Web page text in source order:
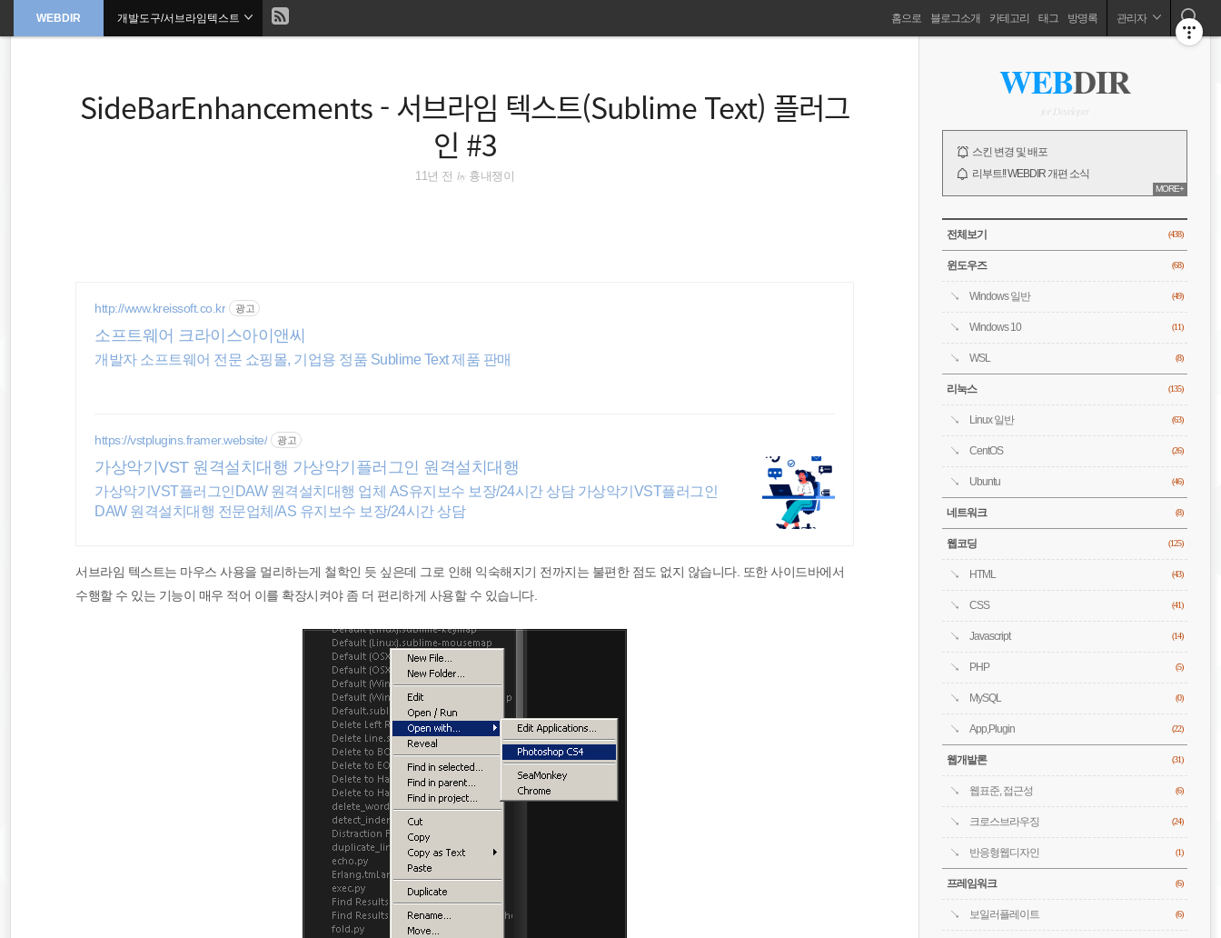
문
WEBDIR 현
개발도구/서브라임텍스트 홈으로 블로그소개 카테고리 태그 방명록 관리자
Side​Bar​Enhancements - 서브라임 텍스트(Sublime Text) 플러그
인 #3
11년 전 by흉내쟁이
http://www.kreissoft.co.kr 광고
소프트웨어 크라이스아이앤씨
개발자 소프트웨어 전문 쇼핑몰, 기업용 정품 Sublime Text 제품 판매
https://vstplugins.framer.website/ 광고
가상악기VST 원격설치대행 가상악기플러그인 원격설치대행
가상악기VST플러그인DAW 원격설치대행 업체 AS유지보수 보장/24시간 상담 가상악기VST플러그인
DAW 원격설치대행 전문업체/AS 유지보수 보장/24시간 상담
서브라임 텍스트는 마우스 사용을 멀리하는게 철학인 듯 싶은데 그로 인해 익숙해지기 전까지는 불편한 점도 없지 않습니다. 또한 사이드바에서
수행할 수 있는 기능이 매우 적어 이를 확장시켜야 좀 더 편리하게 사용할 수 있습니다.
WEBDIR
for Developer
NOTICE스킨 변경 및 배포
리부트!! WEBDIR 개편 소식
오픈!! WEBDIR 블로그 소개
전체 보기
MORE+
CATEGORY
전체보기 (438)
윈도우즈 (68)
Windows 일반 (49)
Windows 10 (11)
WSL (8)
리눅스 (135)
Linux 일반 (63)
CentOS (26)
Ubuntu (46)
네트워크 (8)
웹코딩 (125)
HTML (43)
CSS (41)
Javascript (14)
PHP (5)
MySQL (0)
App,Plugin (22)
웹개발론 (31)
웹표준, 접근성 (6)
크로스브라우징 (24)
반응형웹디자인 (1)
프레임워크 (6)
보일러플레이트 (6)
HTML
CentOS
sublimetext